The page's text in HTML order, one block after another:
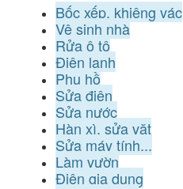
Bốc xếp, khiêng vác
Vệ sinh nhà
Rửa ô tô
Điện lạnh
Phụ hồ
Sửa điện
Sửa nước
Hàn xì, sửa vặt
Sửa máy tính...
Làm vườn
Điện gia dụng